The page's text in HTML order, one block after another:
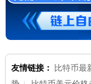
友情链接： 比特币最